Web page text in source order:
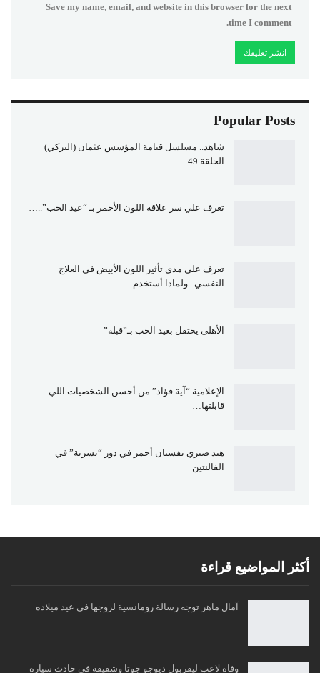
Save my name, email, and website in this browser for the next
time I comment.
Popular Posts
شاهد.. مسلسل قيامة المؤسس عثمان (التركي)
الحلقة 49…
تعرف علي سر علاقة اللون الأحمر بـ “عيد الحب”..…
تعرف علي مدي تأثير اللون الأبيض في العلاج
النفسي.. ولماذا أستخدم…
الأهلى يحتفل بعيد الحب بـ”قبلة”
الإعلامية “آية فؤاد” من أحسن الشخصيات اللي
قابلتها…
هند صبري بفستان أحمر في دور “يسرية” في
الفالنتين
أكثر المواضيع قراءة
آمال ماهر توجه رسالة رومانسية لزوجها في عيد ميلاده
وفاة لاعب ليفربول ديوجو جوتا وشقيقة في حادث سيارة